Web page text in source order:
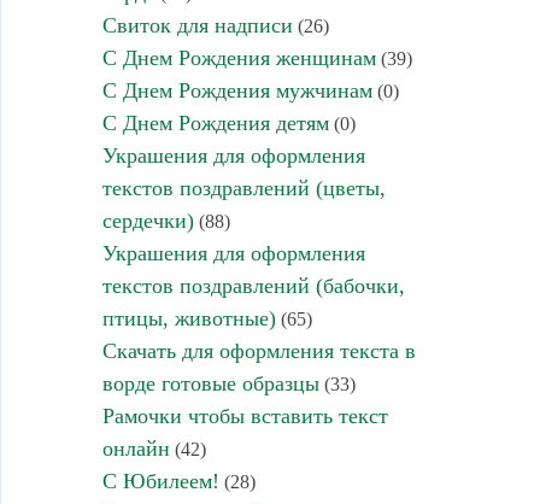
Свиток для надписи (26)
С Днем Рождения женщинам(39)
С Днем Рождения мужчинам(0)
С Днем Рождения детям(0)
Украшения для оформления
текстов поздравлений (цветы,
сердечки)(88)
Украшения для оформления
текстов поздравлений (бабочки,
птицы, животные)(65)
Скачать для оформления текста в
ворде готовые образцы(33)
Рамочки чтобы вставить текст
онлайн (42)
С Юбилеем! (28)